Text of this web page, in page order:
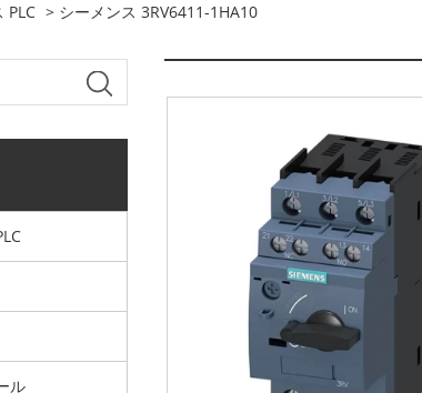
PLC > シーメンス 3RV6411-1HA10
ル